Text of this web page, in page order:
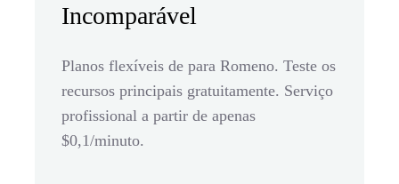
Incomparável
Planos flexíveis de para Romeno. Teste os
recursos principais gratuitamente. Serviço
profissional a partir de apenas
$0,1/minuto.